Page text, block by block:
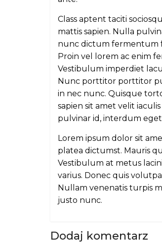
Class aptent taciti
mattis sapien. Nulla
nunc dictum fermentum
Proin vel lorem ac enim
Vestibulum imperdiet
Nunc porttitor porttitor
in nec nunc. Quisque
sapien sit amet velit
pulvinar id, interdum
Lorem ipsum dolor sit
platea dictumst. Mauris
Vestibulum at metus
varius. Donec quis
Nullam venenatis turpis
justo nunc.
Dodaj komentarz